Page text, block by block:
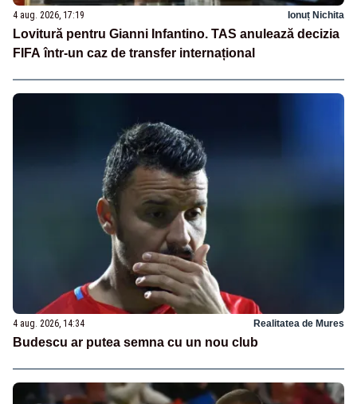
4 aug. 2026, 17:19 Ionuț Nichita
Lovitură pentru Gianni Infantino. TAS anulează decizia
FIFA într-un caz de transfer internațional
4 aug. 2026, 14:34 Realitatea de Mures
Budescu ar putea semna cu un nou club